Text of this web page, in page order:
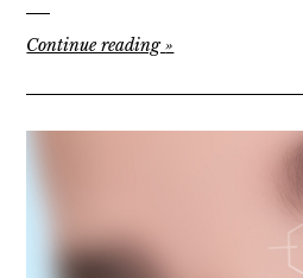
Continue reading»